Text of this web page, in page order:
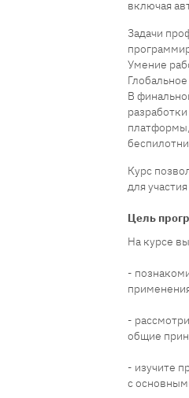
включая
Задачи
Умение
В
Курс
для
Цель
На курсе
-
-
общие
- изучите
с